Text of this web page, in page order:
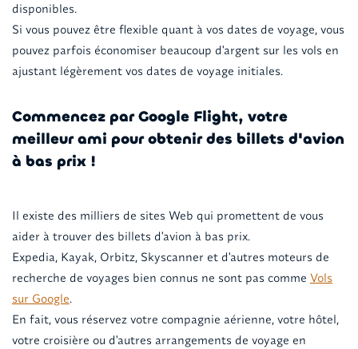
disponibles.
Si vous pouvez être flexible quant à vos dates de voyage, vous
pouvez parfois économiser beaucoup d'argent sur les vols en
ajustant légèrement vos dates de voyage initiales.
Commencez par Google Flight, votre
meilleur ami pour obtenir des billets d'avion
à bas prix !
Il existe des milliers de sites Web qui promettent de vous
aider à trouver des billets d'avion à bas prix.
Expedia, Kayak, Orbitz, Skyscanner et d'autres moteurs de
recherche de voyages bien connus ne sont pas comme Vols
sur Google.
En fait, vous réservez votre compagnie aérienne, votre hôtel,
votre croisière ou d'autres arrangements de voyage en